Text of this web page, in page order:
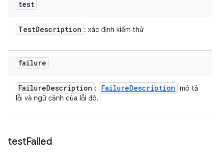
test
TestDescription : xác định kiểm thử
failure
FailureDescription : FailureDescription mô tả
lỗi và ngữ cảnh của lỗi đó.
testFailed